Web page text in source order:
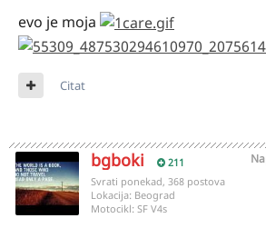
evo je moja
Citat
bgboki 211
Svrati ponekad, 368 postova
Lokacija: Beograd
Motocikl: SF V4s